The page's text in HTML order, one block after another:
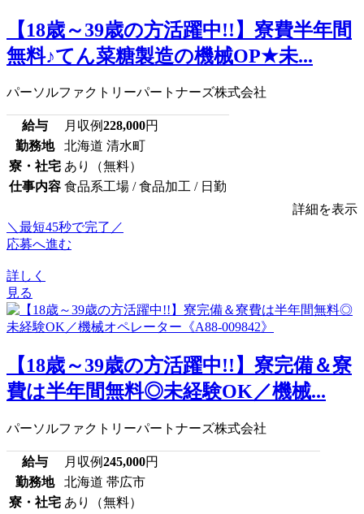
【18歳～39歳の方活躍中!!】寮費半年間
無料♪てん菜糖製造の機械OP★未...
パーソルファクトリーパートナーズ株式会社
給与 月収例228,000円
勤務地
北海道 清水町
寮・社宅 あり（無料）
仕事内容 食品系工場 / 食品加工 / 日勤
詳細を表示
＼最短45秒で完了／
応募へ進む
詳しく
見る
【18歳～39歳の方活躍中!!】寮完備＆寮
費は半年間無料◎未経験OK／機械...
パーソルファクトリーパートナーズ株式会社
給与 月収例245,000円
勤務地
北海道 帯広市
寮・社宅 あり（無料）